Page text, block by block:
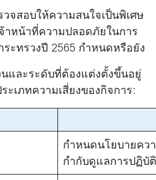
จสอบให้ความสนใจเป็นพิเศษ
าหน้าที่ความปลอดภัยในการ
ะทรวงปี 2565 กำหนดหรือยัง
และระดับที่ต้องแต่งตั้งขึ้นอยู่
เภทความเสี่ยงของกิจการ:
กำหนดนโยบายคว
กำกับดูแลการปฏิบั